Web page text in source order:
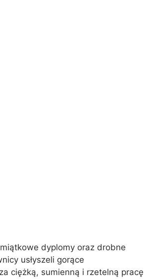
dyplomy oraz drobne
usłyszeli gorące
ciężką, sumienną i rzetelną pracę